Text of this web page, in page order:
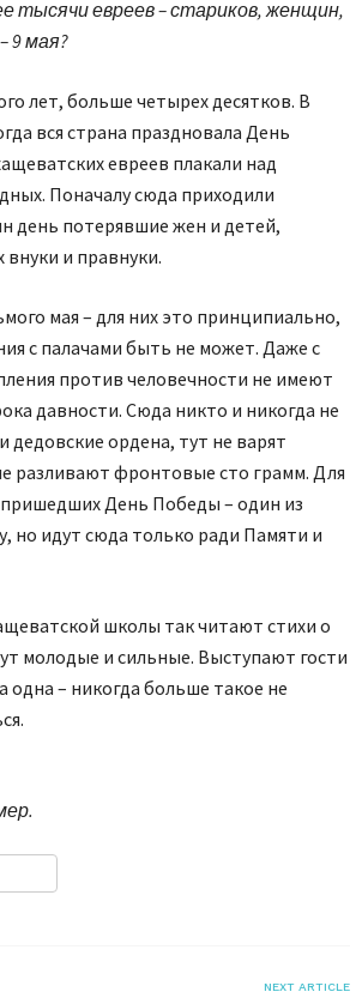
тысячи евреев – стариков, женщин,
9 мая?
лет, больше четырех десятков. В
вся страна праздновала День
евреев плакали над
Поначалу сюда приходили
день потерявшие жен и детей,
внуки и правнуки.
мая – для них это принципиально,
с палачами быть не может. Даже с
против человечности не имеют
давности. Сюда никто и никогда не
дедовские ордена, тут не варят
разливают фронтовые сто грамм. Для
пришедших День Победы – один из
но идут сюда только ради Памяти и
школы так читают стихи о
молодые и сильные. Выступают гости
одна – никогда больше такое не
NEXT ARTICLE